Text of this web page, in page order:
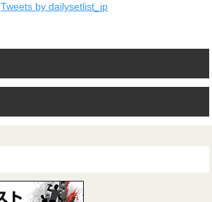
Tweets by dailysetlist_jp